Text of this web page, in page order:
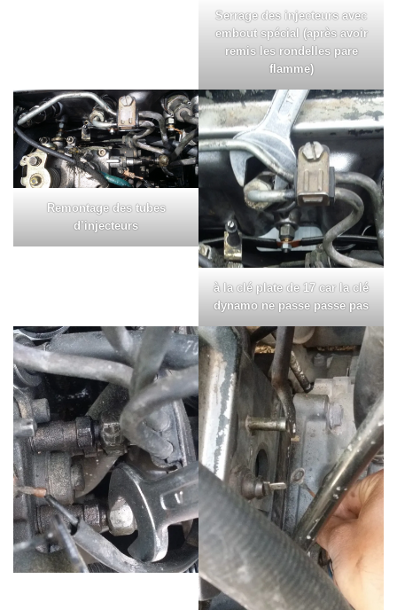
Serrage des injecteurs avec
embout spécial (après avoir
remis les rondelles pare
flamme)
Remontage des tubes
d’injecteurs
à la clé plate de 17 car la clé
dynamo ne passe passe pas